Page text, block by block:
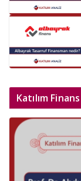
Katılım